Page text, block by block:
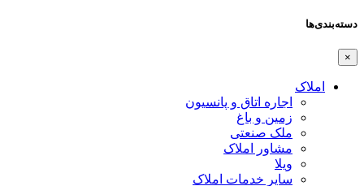
دسته‌بندی‌ها
×
املاک
اجاره اتاق و پانسیون
زمین و باغ
ملک صنعتی
مشاور املاک
ویلا
سایر خدمات املاک